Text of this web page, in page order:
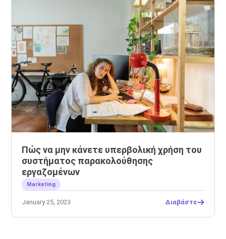
Πώς να μην κάνετε υπερβολική χρήση του
συστήματος παρακολούθησης
εργαζομένων
Marketing
January 25, 2023 Διαβάστε